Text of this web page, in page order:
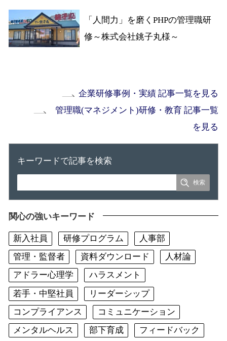
「人間力」を磨くPHPの管理職研
修～株式会社銚子丸様～
企業研修事例・実績 記事一覧を見る
管理職(マネジメント)研修・教育 記事一覧
を見る
キーワードで記事を検索
関心の強いキーワード
新入社員 研修プログラム
人事部
管理・監督者
資料ダウンロード
人材論
アドラー心理学
ハラスメント
若手・中堅社員
リーダーシップ
コンプライアンス
コミュニケーション
メンタルヘルス
部下育成
フィードバック